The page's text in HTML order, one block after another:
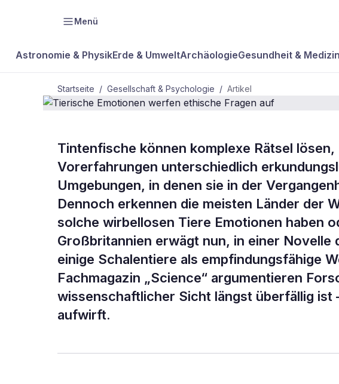
Menü
Astronomie & PhysikErde & UmweltArchäologieGesundheit & Medizin
Startseite / Gesellschaft & Psychologie / Artikel
GESELLSCHAFT & PSYCHOLOGIE
Tierische
ethische Fragen
Tintenfische können komplexe Rätsel lösen,
Vorerfahrungen unterschiedlich
Umgebungen, in denen sie in der
Dennoch erkennen die meisten Länder der
solche wirbellosen Tiere Emotionen haben
Großbritannien erwägt nun, in einer
einige Schalentiere als empfindungsfähige
Fachmagazin „Science“ argumentieren
wissenschaftlicher Sicht längst überfällig ist
aufwirft.